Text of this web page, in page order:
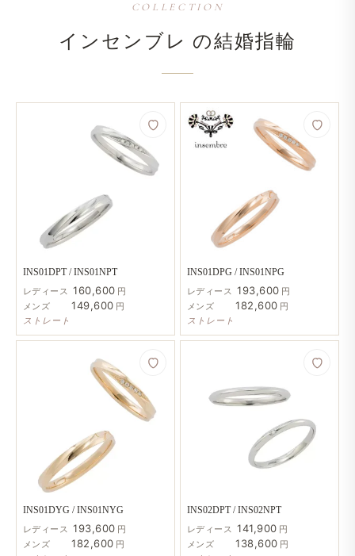
COLLECTION
インセンブレ の​結婚​指輪
INS01DPT / INS01NPT
レディース 160,600 円
メンズ
149,600 円
ストレート
INS01DPG / INS01NPG
レディース 193,600 円
メンズ
182,600 円
ストレート
INS01DYG / INS01NYG
レディース 193,600 円
メンズ
182,600 円
INS02DPT / INS02NPT
レディース 141,900 円
メンズ
138,600 円